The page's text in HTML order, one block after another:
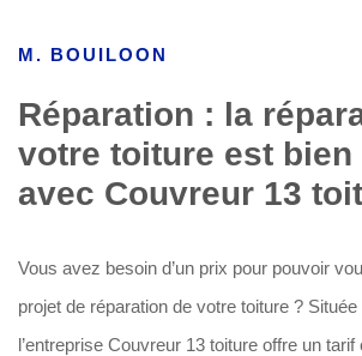
M. BOUILOON
Réparation : la
votre toiture est bien
avec Couvreur 13
Vous avez besoin d’un prix pour pouvoir
projet de réparation de votre toiture ?
l’entreprise Couvreur 13 toiture offre un